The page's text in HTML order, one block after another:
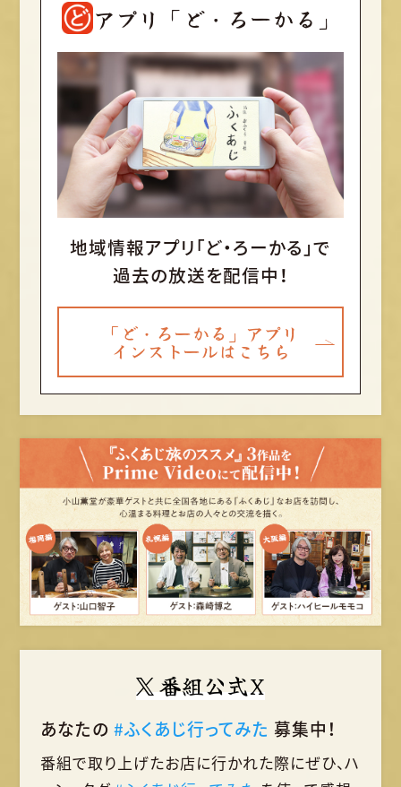
アプリ「ど・ろーかる」
地域情報アプリ「ど・ろーかる」で
過去の放送を配信中！
「ど・ろーかる」アプリ
インストールはこちら
番組公式X
あなたの #ふくあじ行ってみた 募集中！
番組で取り上げたお店に行かれた際にぜひ、ハ